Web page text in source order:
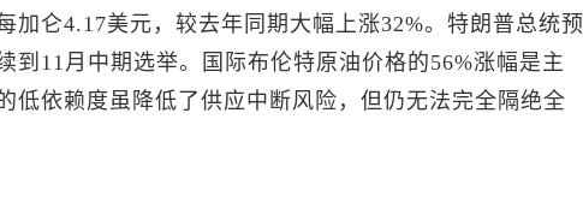
加仑4.17美元，较去年同期大幅上涨32%。特朗普总统预
到11月中期选举。国际布伦特原油价格的56%涨幅是主
低依赖度虽降低了供应中断风险，但仍无法完全隔绝全